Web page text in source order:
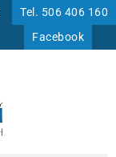
Tel. 506 406 160
Facebook